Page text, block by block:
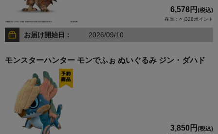
6,578円 (税込)
在庫：○ |328ポイント
お届け開始日： 2026/09/10
モンスターハンター モンでふぉ ぬいぐるみ ジン・ダハド
3,850円 (税込)